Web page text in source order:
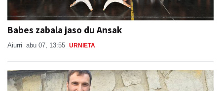
Babes zabala jaso du Ansak